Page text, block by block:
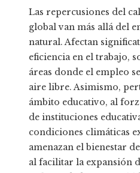
Las repercusiones del
global van más allá del
natural. Afectan
eficiencia en el trabajo,
áreas donde el empleo
aire libre. Asimismo,
ámbito educativo, al
de instituciones
condiciones climáticas
amenazan el bienestar
al facilitar la expansión